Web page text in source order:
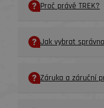
Proč právě TREK?
Jak vybrat
Záruka a záruční